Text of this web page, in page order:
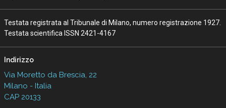
Testata registrata al Tribunale di Milano, numero registrazione 1927.
Testata scientifica ISSN 2421-4167
Indirizzo
Via Moretto da Brescia, 22
Milano - Italia
CAP 20133